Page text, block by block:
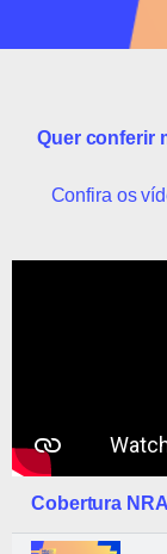
Quer conferir
Confira os
Cobertura NRA